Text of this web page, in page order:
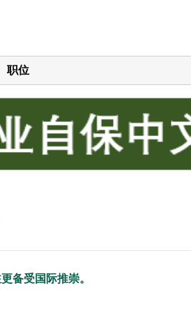
职位
备受国际推崇。